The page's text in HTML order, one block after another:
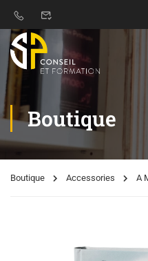
Boutique
Boutique Accessories A